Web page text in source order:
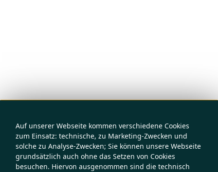
Auf unserer Webseite kommen verschiedene Cookies
zum Einsatz: technische, zu Marketing-Zwecken und
solche zu Analyse-Zwecken; Sie können unsere Webseite
grundsätzlich auch ohne das Setzen von Cookies
besuchen. Hiervon ausgenommen sind die technisch